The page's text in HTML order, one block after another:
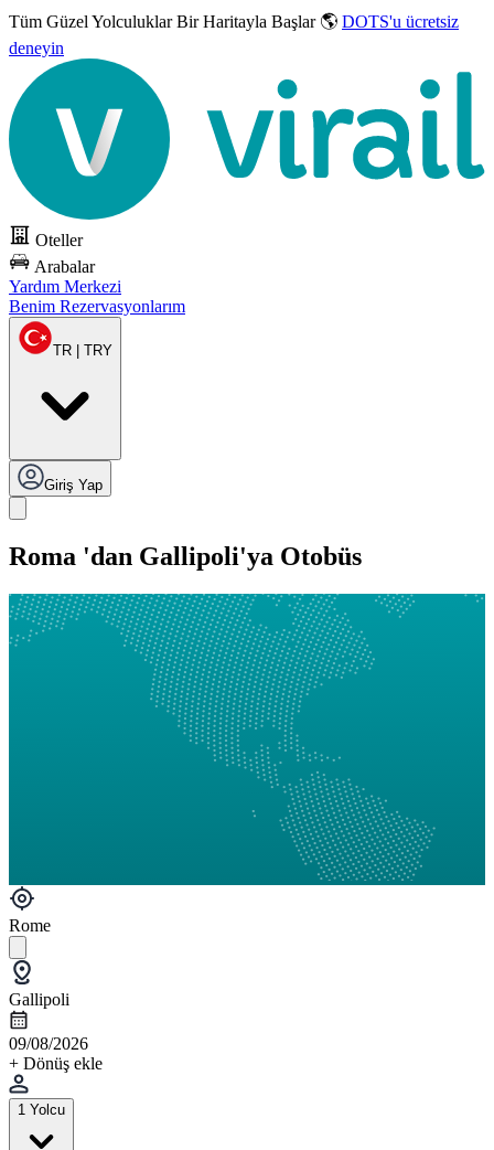
Tüm Güzel YolculuklarBir Haritayla Başlar 🌎 DOTS'u ücretsiz
deneyin
Oteller
Arabalar
Yardım Merkezi
Benim Rezervasyonlarım
TR | TRY
Giriş Yap
Roma 'dan Gallipoli'ya Otobüs
Rome
Gallipoli
09/08/2026
+ Dönüş ekle
1 Yolcu